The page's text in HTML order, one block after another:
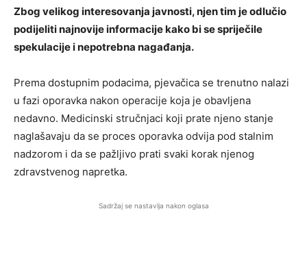
Zbog velikog interesovanja javnosti, njen tim je odlučio
podijeliti najnovije informacije kako bi se spriječile
spekulacije i nepotrebna nagađanja.
Prema dostupnim podacima, pjevačica se trenutno nalazi
u fazi oporavka nakon operacije koja je obavljena
nedavno. Medicinski stručnjaci koji prate njeno stanje
naglašavaju da se proces oporavka odvija pod stalnim
nadzorom i da se pažljivo prati svaki korak njenog
zdravstvenog napretka.
Sadržaj se nastavlja nakon oglasa